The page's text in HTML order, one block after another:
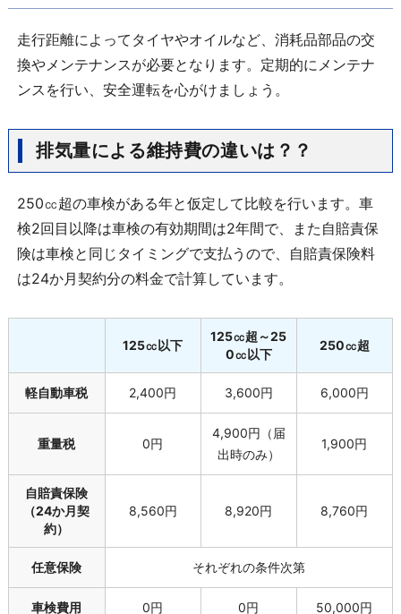
走行距離によってタイヤやオイルなど、消耗品部品の交
換やメンテナンスが必要となります。定期的にメンテナ
ンスを行い、安全運転を心がけましょう。
排気量による維持費の違いは？？
250㏄超の車検がある年と仮定して比較を行います。車
検2回目以降は車検の有効期間は2年間で、また自賠責保
険は車検と同じタイミングで支払うので、自賠責保険料
は24か月契約分の料金で計算しています。
125㏄以下
125㏄超～25
0㏄以下
250㏄超
軽自動車税 2,400円 3,600円 6,000円
重量税 0円
4,900円（届
出時のみ）
1,900円
自賠責保険
（24か月契
約）
8,560円 8,920円 8,760円
任意保険 それぞれの条件次第
車検費用 0円 0円 50,000円